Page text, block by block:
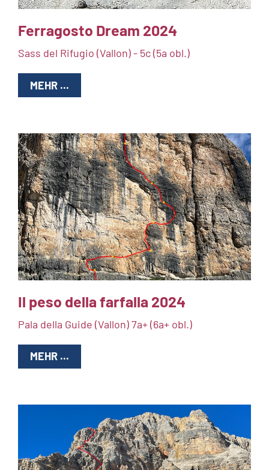
Ferragosto Dream 2024
Sass del Rifugio (Vallon) - 5c (5a obl.)
MEHR ...
Il peso della farfalla 2024
Pala della Guide (Vallon) 7a+ (6a+ obl.)
MEHR ...